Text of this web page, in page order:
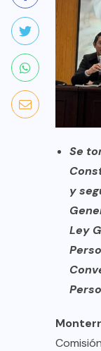
Se
y
Ley